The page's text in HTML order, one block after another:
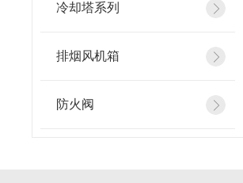
冷却塔系列
排烟风机箱
防火阀